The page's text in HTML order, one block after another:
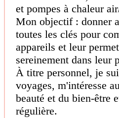
et pompes à chaleur
Mon objectif : donner
toutes les clés pour
appareils et leur
sereinement dans leur
À titre personnel, je
voyages, m'intéresse
beauté et du bien-être
régulière.